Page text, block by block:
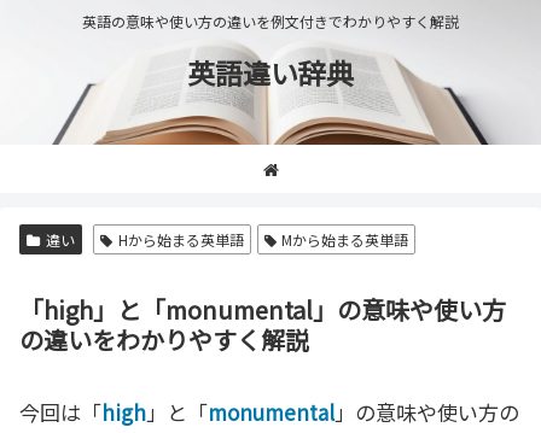
英語の意味や使い方の違いを例文付きでわかりやすく解説
英語違い辞典
違い Hから始まる英単語 Mから始まる英単語
「high」と「monumental」の意味や使い方
の違いをわかりやすく解説
今回は「high」と「monumental」の意味や使い方の